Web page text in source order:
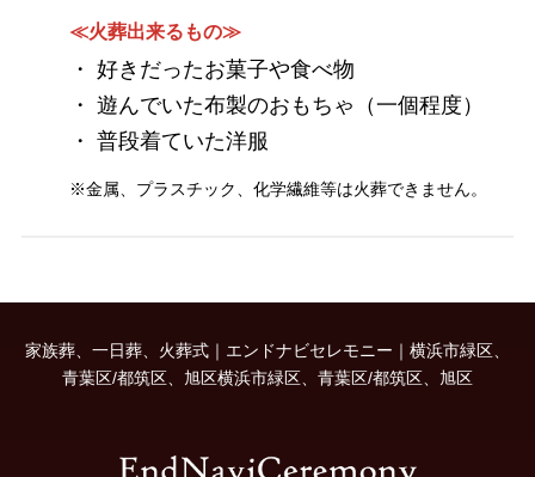
≪火葬出来るもの≫
・ 好きだったお菓子や食べ物
・ 遊んでいた布製のおもちゃ（一個程度）
・ 普段着ていた洋服
※金属、プラスチック、化学繊維等は火葬できません。
家族葬、一日葬、火葬式｜エンドナビセレモニー｜横浜市緑区、
青葉区/都筑区、旭区横浜市緑区、青葉区/都筑区、旭区